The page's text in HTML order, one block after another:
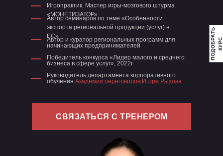
П
О
Д
О
Б Р
А
Т
Ь
К
У
Р С
Игропрактик. Мастер игры-мозгового штурма
«МОНЕТИЗАТОР»
—
Автор семинаров по теме «Особенности
экспорта региональной продукции (услуг) в
ЕС»
—
СВЯЗАТЬСЯ С ТРЕНЕРОМ
Автор и куратор региональных программ для
начинающих предпринимателей
Победитель конкурса «Лидер малого и среднего
бизнеса в сфере услуг», 2022г
Руководитель департамента корпоративного
обучения Академии переговоров Игоря Рызова
—
—
—